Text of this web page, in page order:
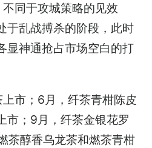
同于攻城策略的见效
于乱战搏杀的阶段，此时
显神通抢占市场空白的打
市；6月，纤茶青柑陈皮
市；9月，纤茶金银花罗
茶醇香乌龙茶和燃茶青柑